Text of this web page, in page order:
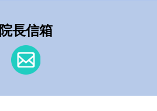
院長信箱